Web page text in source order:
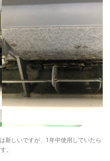
新しいですが、1年中使用していたら
。